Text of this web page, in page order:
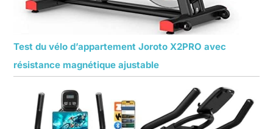
Test du vélo d’appartement Joroto X2PRO avec
résistance magnétique ajustable